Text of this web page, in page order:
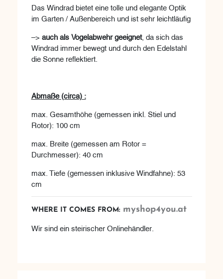
Das Windrad bietet eine tolle und elegante Optik
im Garten / Außenbereich und ist sehr leichtläufig
–> auch als Vogelabwehr geeignet, da sich das
Windrad immer bewegt und durch den Edelstahl
die Sonne reflektiert.
Abmaße (circa) :
max. Gesamthöhe (gemessen inkl. Stiel und
Rotor): 100 cm
max. Breite (gemessen am Rotor =
Durchmesser): 40 cm
max. Tiefe (gemessen inklusive Windfahne): 53
cm
WHERE IT COMES FROM: myshop4you.at
Wir sind ein steirischer Onlinehändler.